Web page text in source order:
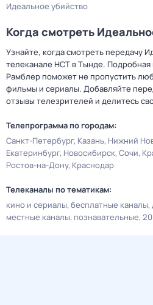
Идеальное убийство
Когда смотреть
Узнайте, когда смотреть передачу
телеканале НСТ в Тынде.
Рамблер поможет не пропустить
фильмы и сериалы. Добавляйте
отзывы телезрителей и делитесь
Телепрограмма по городам:
Санкт-Петербург Казань Нижний
Екатеринбург Новосибирск Сочи
Ростов-на-Дону Краснодар
Телеканалы по тематикам:
кино и сериалы бесплатные каналы
местные каналы познавательные